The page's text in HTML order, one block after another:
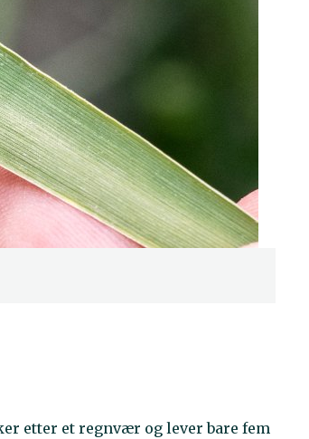
etter et regnvær og lever bare fem